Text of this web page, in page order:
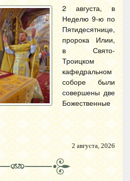
2 августа, в
Неделю 9-ю по
Пятидесятнице,
пророка Илии,
в Свято-
Троицком
кафедральном
соборе были
совершены две
Божественные
2 августа, 2026